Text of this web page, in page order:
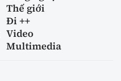
Thế giới
Đi ++
Video
Multimedia